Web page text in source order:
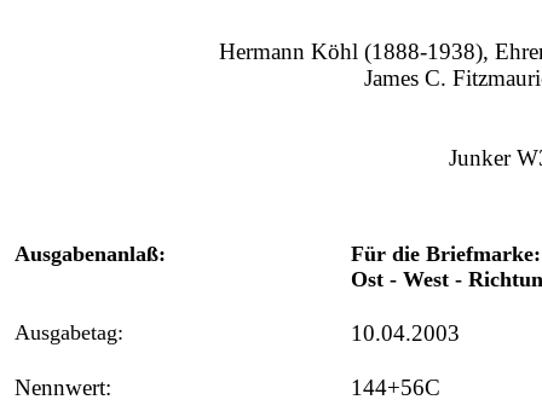
Hermann Köhl (1888-1938),
James C.
Junker
Ausgabenanlaß:
Für die
Ost - West -
Ausgabetag: 10.04.2003
Nennwert: 144+56C